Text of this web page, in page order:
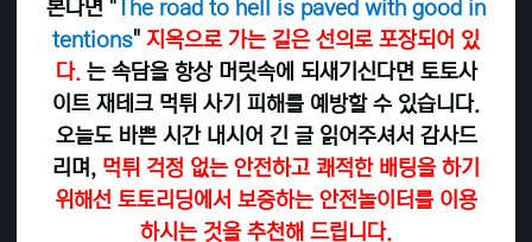
본다면 " The road to hell is paved with good in
tentions" 지옥으로 가는 길은 선의로 포장되어 있
다.는 속담을 항상 머릿속에 되새기신다면 토토사
이트 재테크 먹튀 사기 피해를 예방할 수 있습니다.
오늘도 바쁜 시간 내시어 긴 글 읽어주셔서 감사드
리며, 먹튀 걱정 없는 안전하고 쾌적한 배팅을 하기
위해선 토토리딩에서 보증하는 안전놀이터를 이용
하시는 것을 추천해 드립니다.